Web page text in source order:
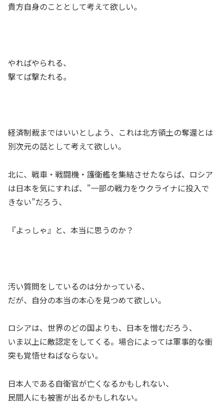
貴方自身のこととして考えて欲しい。
やればやられる、
撃てば撃たれる。
経済制裁まではいいとしよう、これは北方領土の奪還とは
別次元の話として考えて欲しい。
北に、戦車・戦闘機・護衛艦を集結させたならば、ロシア
は日本を気にすれば、”一部の戦力をウクライナに投入で
きない”だろう、
『よっしゃ』と、本当に思うのか？
汚い質問をしているのは分かっている、
だが、自分の本当の本心を見つめて欲しい。
ロシアは、世界のどの国よりも、日本を憎むだろう、
いま以上に敵認定をしてくる。場合によっては軍事的な衝
突も覚悟せねばならない。
日本人である自衛官が亡くなるかもしれない、
民間人にも被害が出るかもしれない。